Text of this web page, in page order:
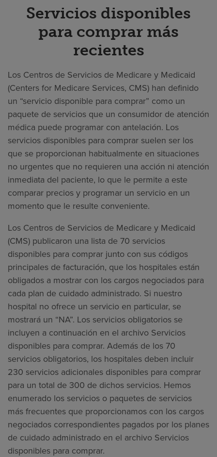
Servicios disponibles
para comprar más
recientes
Los Centros de Servicios de Medicare y Medicaid
(Centers for Medicare Services, CMS) han definido
un “servicio disponible para comprar” como un
paquete de servicios que un consumidor de atención
médica puede programar con antelación. Los
servicios disponibles para comprar suelen ser los
que se proporcionan habitualmente en situaciones
no urgentes que no requieren una acción ni atención
inmediata del paciente, lo que le permite a este
comparar precios y programar un servicio en un
momento que le resulte conveniente.
Los Centros de Servicios de Medicare y Medicaid
(CMS) publicaron una lista de 70 servicios
disponibles para comprar junto con sus códigos
principales de facturación, que los hospitales están
obligados a mostrar con los cargos negociados para
cada plan de cuidado administrado. Si nuestro
hospital no ofrece un servicio en particular, se
mostrará un “NA”. Los servicios obligatorios se
incluyen a continuación en el archivo Servicios
disponibles para comprar. Además de los 70
servicios obligatorios, los hospitales deben incluir
230 servicios adicionales disponibles para comprar
para un total de 300 de dichos servicios. Hemos
enumerado los servicios o paquetes de servicios
más frecuentes que proporcionamos con los cargos
negociados correspondientes pagados por los planes
de cuidado administrado en el archivo Servicios
disponibles para comprar.